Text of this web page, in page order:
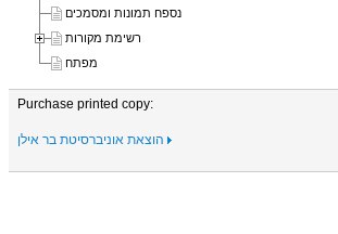
נספח תמונות ומסמכים
רשימת מקורות
מפתח
Purchase printed copy: